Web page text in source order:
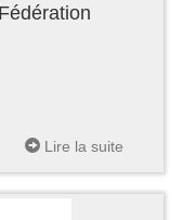
Lire la suite